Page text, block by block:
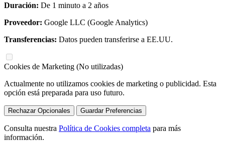
Duración: De 1 minuto a 2 años
Proveedor: Google LLC (Google Analytics)
Transferencias: Datos pueden transferirse a EE.UU.
Cookies de Marketing (No utilizadas)
Actualmente no utilizamos cookies de marketing o publicidad. Esta
opción está preparada para uso futuro.
Rechazar Opcionales Guardar Preferencias
Consulta nuestra Política de Cookies completa para más
información.